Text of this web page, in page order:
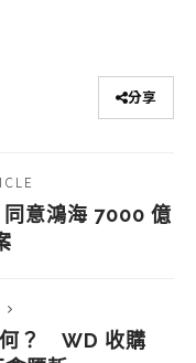
分享
意鴻海 7000 億
何？ WD 收購